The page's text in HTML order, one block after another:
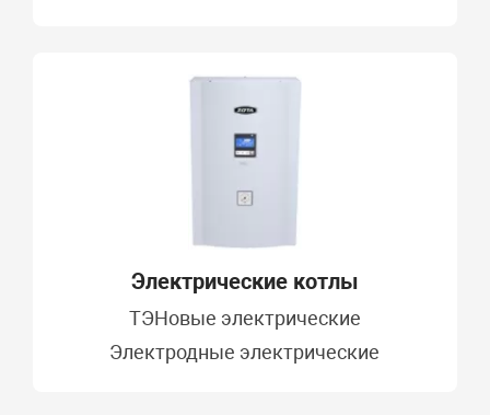
Электрические котлы
ТЭНовые электрические
Электродные электрические